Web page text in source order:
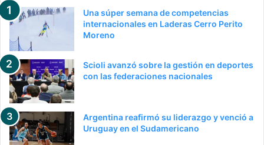
Una súper semana de competencias
internacionales en Laderas Cerro Perito
Moreno
Scioli avanzó sobre la gestión en deportes
con las federaciones nacionales
Argentina reafirmó su liderazgo y venció a
Uruguay en el Sudamericano